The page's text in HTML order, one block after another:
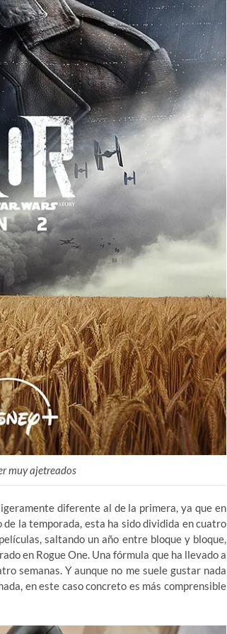
muy ajetreados
diferente al de la primera, ya que en
la temporada, esta ha sido dividida en cuatro
saltando un año entre bloque y bloque,
en Rogue One. Una fórmula que ha llevado a
semanas. Y aunque no me suele gustar nada
en este caso concreto es más comprensible